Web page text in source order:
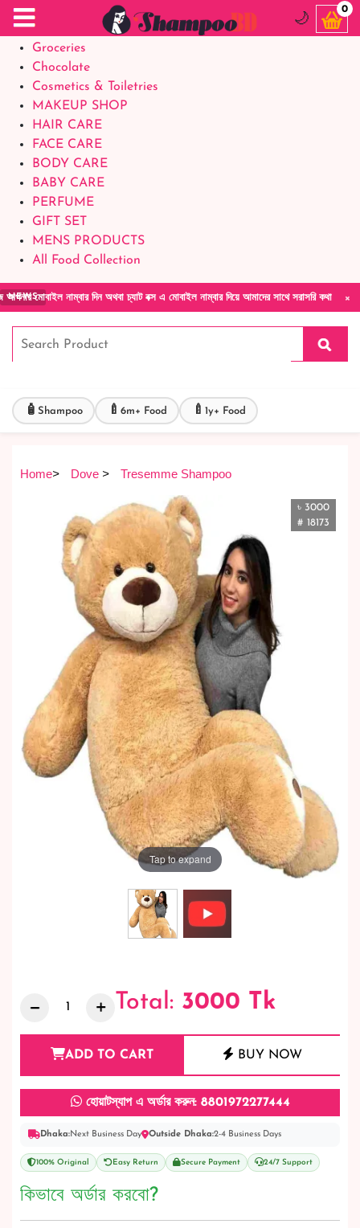
Food Supplements
Baby Foods
Groceries
Chocolate
Cosmetics & Toiletries
MAKEUP SHOP
HAIR CARE
FACE CARE
BODY CARE
BABY CARE
PERFUME
GIFT SET
MENS PRODUCTS
All Food Collection
×
NEWSদিন অথবা চ্যাট বক্স এ মোবাইল নাম্বার দিয়ে আমাদের সাথে সরাসরি কথা বলুন| আমাদের
🌙
0
🧴 Shampoo 🍼 6m+ Food 🍼 1y+ Food
Home> Dove > Tresemme Shampoo
৳ 3000
# 18173
Tap to expand
Total: 3000 Tk
ADD TO CART BUY NOW
হোয়াটস্যাপ এ অর্ডার করুন: 8801972277444
Dhaka:Next Business Day Outside Dhaka:2-4 Business Days
100% Original Easy Return Secure Payment 24/7 Support
কিভাবে অর্ডার করবো?